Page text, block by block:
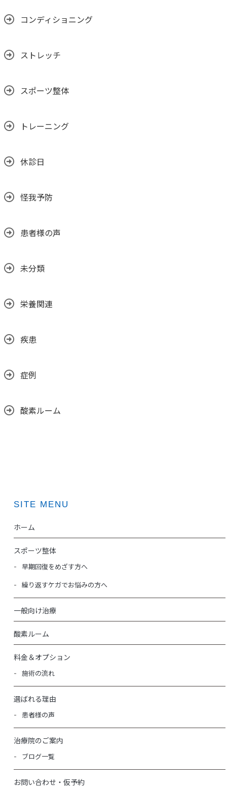
コンディショニング
ストレッチ
スポーツ整体
トレーニング
休診日
怪我予防
患者様の声
未分類
栄養関連
疾患
症例
酸素ルーム
SITE MENU
ホーム
スポーツ整体
早期回復をめざす方へ
繰り返すケガでお悩みの方へ
一般向け治療
酸素ルーム
料金＆オプション
施術の流れ
選ばれる理由
患者様の声
治療院のご案内
ブログ一覧
お問い合わせ・仮予約